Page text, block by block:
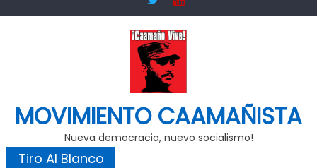
MOVIMIENTO CAAMAÑISTA
Nueva democracia, nuevo socialismo!
Tiro Al Blanco